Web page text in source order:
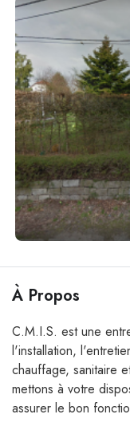
À Propos
C.M.I.S. est une
l'installation,
chauffage, sanitaire
mettons à votre
assurer le bon